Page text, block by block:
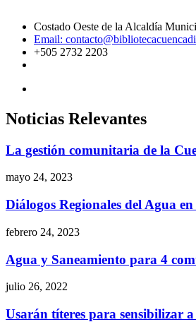
Costado Oeste de la Alcaldía
Email:
+505 2732 2203
Noticias Relevantes
La gestión comunitaria de la
mayo 24, 2023
Diálogos Regionales del Agua
febrero 24, 2023
Agua y Saneamiento para 4
julio 26, 2022
Usarán títeres para sensibilizar